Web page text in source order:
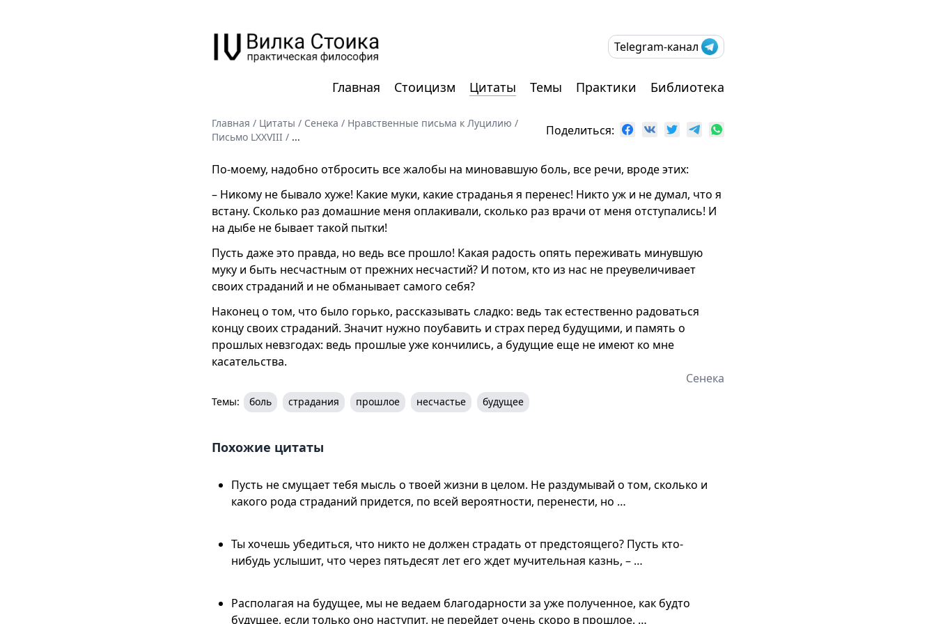
Telegram-канал
Главная Стоицизм Цитаты Темы Практики Библиотека
Главная / Цитаты / Сенека / Нравственные письма к Луцилию /
Письмо LXXVIII / ... Поделиться:
По-моему, надобно отбросить все жалобы на миновавшую боль, все речи, вроде этих:
– Никому не бывало хуже! Какие муки, какие страданья я перенес! Никто уж и не думал, что я
встану. Сколько раз домашние меня оплакивали, сколько раз врачи от меня отступались! И
на дыбе не бывает такой пытки!
Пусть даже это правда, но ведь все прошло! Какая радость опять переживать минувшую
муку и быть несчастным от прежних несчастий? И потом, кто из нас не преувеличивает
своих страданий и не обманывает самого себя?
Наконец о том, что было горько, рассказывать сладко: ведь так естественно радоваться
концу своих страданий. Значит нужно поубавить и страх перед будущими, и память о
прошлых невзгодах: ведь прошлые уже кончились, а будущие еще не имеют ко мне
касательства.
Сенека
Темы: боль страдания прошлое несчастье будущее
Похожие цитаты
Пусть не смущает тебя мысль о твоей жизни в целом. Не раздумывай о том, сколько и
какого рода страданий придется, по всей вероятности, перенести, но …
Ты хочешь убедиться, что никто не должен страдать от предстоящего? Пусть кто-
нибудь услышит, что через пятьдесят лет его ждет мучительная казнь, – …
Располагая на будущее, мы не ведаем благодарности за уже полученное, как будто
будущее, если только оно наступит, не перейдет очень скоро в прошлое. …